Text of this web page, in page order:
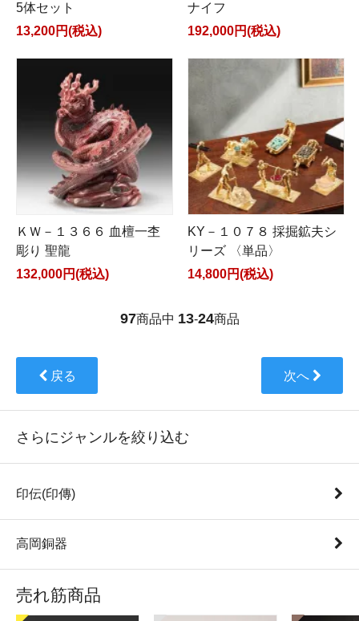
5体セット
13,200円(税込)
ナイフ
192,000円(税込)
ＫＷ－１３６６ 血檀一杢
彫り 聖龍
132,000円(税込)
KY－１０７８ 採掘鉱夫シ
リーズ 〈単品〉
14,800円(税込)
97商品中 13-24商品
戻る 次へ
さらにジャンルを絞り込む
印伝(印傳)
高岡銅器
売れ筋商品